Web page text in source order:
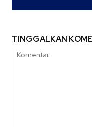
TINGGALKAN